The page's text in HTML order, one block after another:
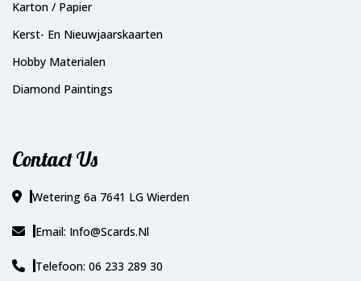
Karton / Papier
Kerst- En Nieuwjaarskaarten
Hobby Materialen
Diamond Paintings
Contact Us
Wetering 6a 7641 LG Wierden
Email: Info@scards.nl
Telefoon: 06 233 289 30